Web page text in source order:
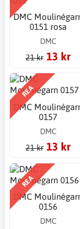
DMC
0151 rosa
DMC
21 kr 13 kr
REA
DMC
0157
DMC
21 kr 13 kr
REA
DMC
0156
DMC